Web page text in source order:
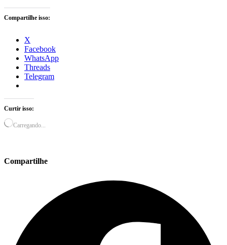
Compartilhe isso:
X
Facebook
WhatsApp
Threads
Telegram
Curtir isso:
Carregando...
Compartilhe